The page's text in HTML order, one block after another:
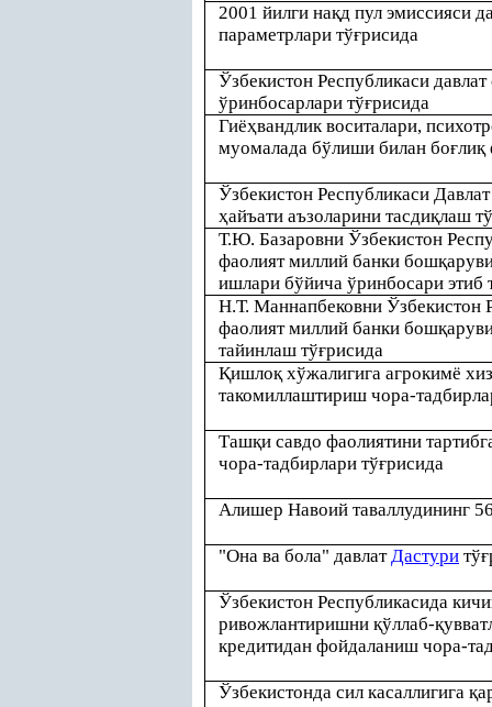
2001 йилги нақд пул эмиссияси
параметрлари тўғрисида
Ўзбекистон Республикаси давлат
ўринбосарлари тўғрисида
Гиёҳвандлик воситалари,
муомалада бўлиши билан боғлиқ
Ўзбекистон Республикаси
ҳайъати аъзоларини тасдиқлаш тў
Т.Ю. Базаровни Ўзбекистон
фаолият миллий банки бошқ
ишлари бўйича ўринбосари этиб
Н.Т. Маннапбековни Ўзбекистон
фаолият миллий банки бошқ
тайинлаш тўғрисида
Қишлоқхўжалигига агрокимё
такомиллаштириш чора-
Ташқи савдо фаолиятини
чора-тадбирлари тўғрисида
Алишер Навоий таваллудининг
"Она ва бола" давлатДастури тўғ
Ўзбекистон Республикасида
ривожлантиришни қўллаб-қ
кредитидан фойдаланиш чора-
Ўзбекистонда сил касаллигига қ